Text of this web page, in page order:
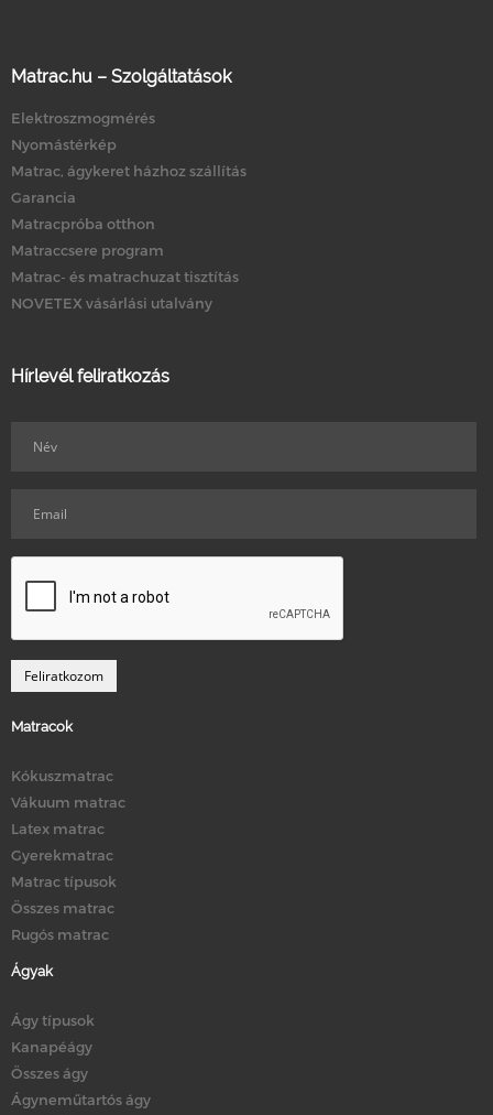
Matrac.hu – Szolgáltatások
Elektroszmogmérés
Nyomástérkép
Matrac, ágykeret házhoz szállítás
Garancia
Matracpróba otthon
Matraccsere program
Matrac- és matrachuzat tisztítás
NOVETEX vásárlási utalvány
Hírlevél feliratkozás
Matracok
Kókuszmatrac
Vákuum matrac
Latex matrac
Gyerekmatrac
Matrac típusok
Összes matrac
Rugós matrac
Ágyak
Ágy típusok
Kanapéágy
Összes ágy
Ágyneműtartós ágy